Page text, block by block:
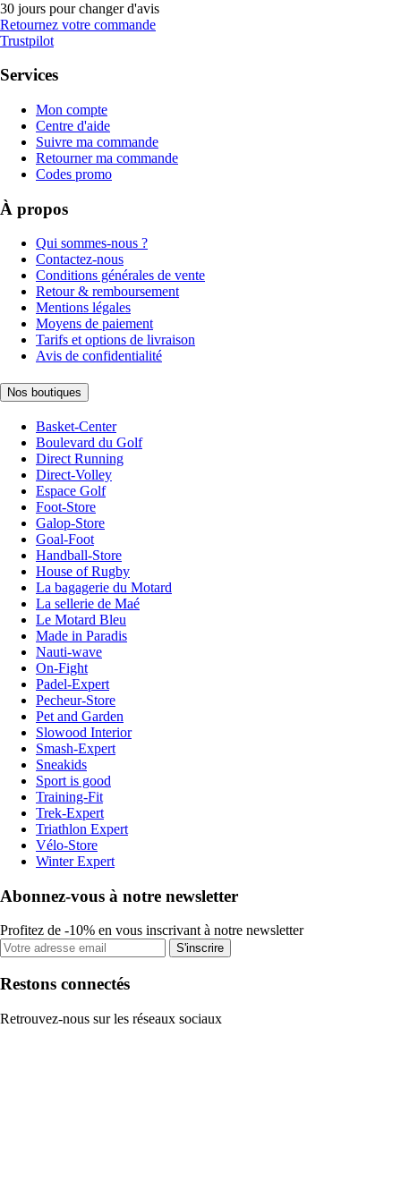
30 jours pour changer d'avis
Retournez votre commande
Trustpilot
Services
Mon compte
Centre d'aide
Suivre ma commande
Retourner ma commande
Codes promo
À propos
Qui sommes-nous ?
Contactez-nous
Conditions générales de vente
Retour & remboursement
Mentions légales
Moyens de paiement
Tarifs et options de livraison
Avis de confidentialité
Nos boutiques
Basket-Center
Boulevard du Golf
Direct Running
Direct-Volley
Espace Golf
Foot-Store
Galop-Store
Goal-Foot
Handball-Store
House of Rugby
La bagagerie du Motard
La sellerie de Maé
Le Motard Bleu
Made in Paradis
Nauti-wave
On-Fight
Padel-Expert
Pecheur-Store
Pet and Garden
Slowood Interior
Smash-Expert
Sneakids
Sport is good
Training-Fit
Trek-Expert
Triathlon Expert
Vélo-Store
Winter Expert
Abonnez-vous à notre newsletter
Profitez de -10% en vous inscrivant à notre newsletter
S'inscrire
Restons connectés
Retrouvez-nous sur les réseaux sociaux